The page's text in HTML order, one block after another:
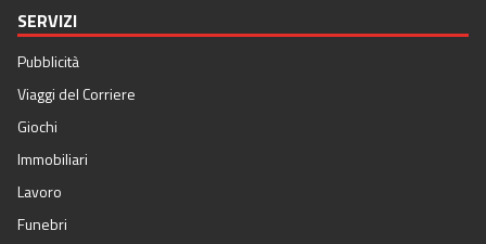
SERVIZI
Pubblicità
Viaggi del Corriere
Giochi
Immobiliari
Lavoro
Funebri